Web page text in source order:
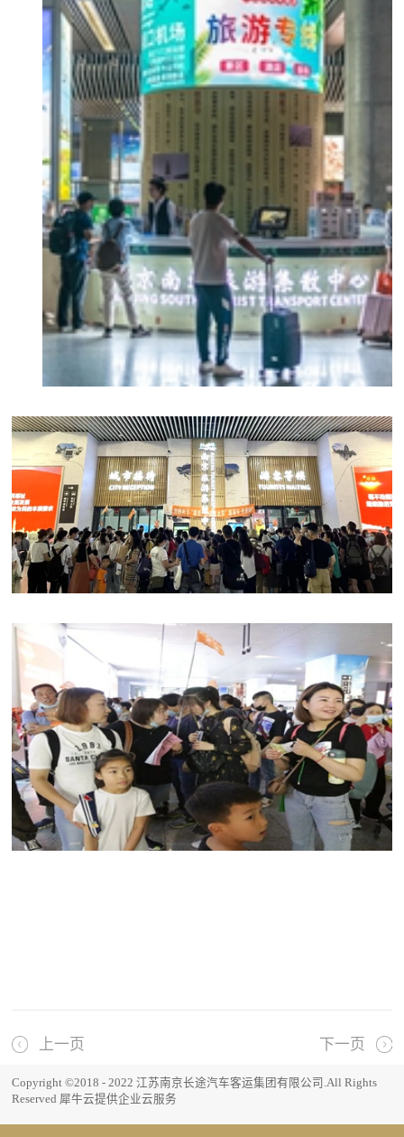
上一页 下一页
Copyright ©2018 - 2022 江苏南京长途汽车客运集团有限公司.All Rights
Reserved 犀牛云提供企业云服务